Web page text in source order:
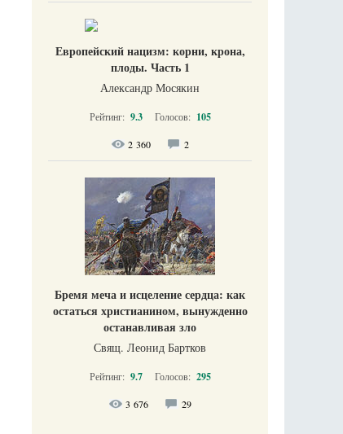
Европейский нацизм: корни, крона,
плоды. Часть 1
Александр Мосякин
Рейтинг: 9.3 Голосов: 105
2 360 2
Бремя меча и исцеление сердца: как
остаться христианином, вынужденно
останавливая зло
Свящ. Леонид Бартков
Рейтинг: 9.7 Голосов: 295
3 676 29